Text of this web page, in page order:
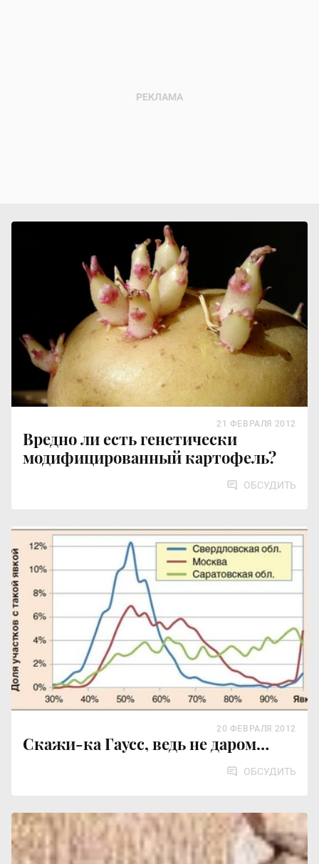
Вредно ли есть генетически
модифицированный картофель?
21 ФЕВРАЛЯ 2012
ОБСУДИТЬ
Скажи-ка Гаусс, ведь не даром…
20 ФЕВРАЛЯ 2012
ОБСУДИТЬ